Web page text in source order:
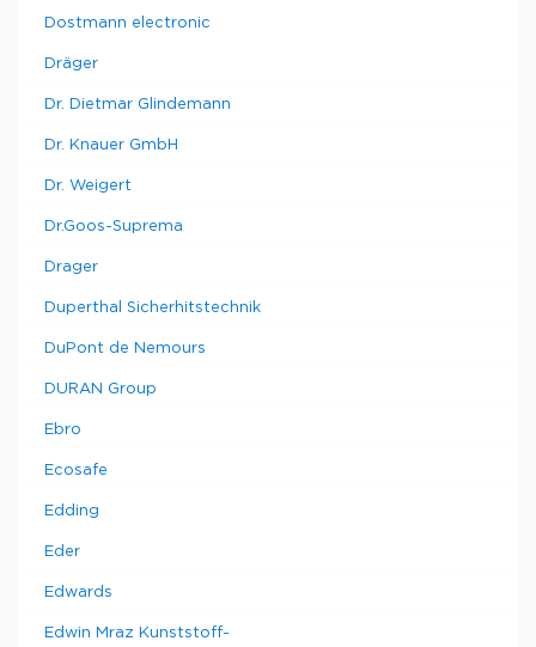
Dostmann electronic
Dräger
Dr. Dietmar Glindemann
Dr. Knauer GmbH
Dr. Weigert
Dr.Goos-Suprema
Drager
Duperthal Sicherhitstechnik
DuPont de Nemours
DURAN Group
Ebro
Ecosafe
Edding
Eder
Edwards
Edwin Mraz Kunststoff-